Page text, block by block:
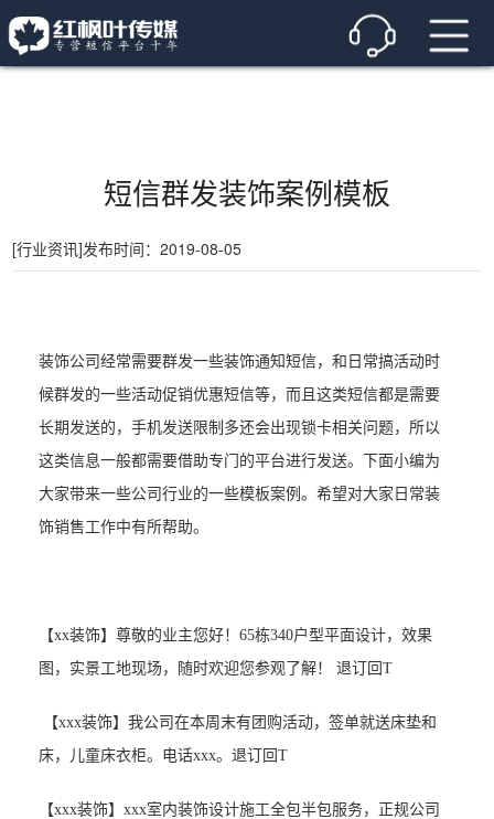
短信群发装饰案例模板
[行业资讯]发布时间：2019-08-05
装饰公司经常需要群发一些装饰通知短信，和日常搞活动时
候群发的一些活动促销优惠短信等，而且这类短信都是需要
长期发送的，手机发送限制多还会出现锁卡相关问题，所以
这类信息一般都需要借助专门的平台进行发送。下面小编为
大家带来一些公司行业的一些模板案例。希望对大家日常装
饰销售工作中有所帮助。
【xx装饰】尊敬的业主您好！65栋340户型平面设计，效果
图，实景工地现场，随时欢迎您参观了解！ 退订回T
【xxx装饰】我公司在本周末有团购活动，签单就送床垫和
床，儿童床衣柜。电话xxx。退订回T
【xxx装饰】xxx室内装饰设计施工全包半包服务，正规公司